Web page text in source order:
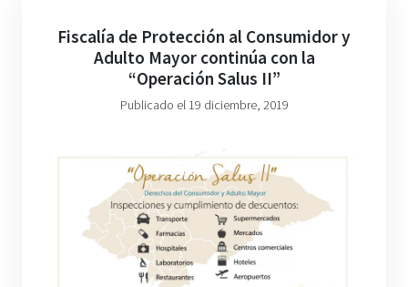
Fiscalía de Protección al Consumidor y
Adulto Mayor continúa con la
“Operación Salus II”
Publicado el 19 diciembre, 2019